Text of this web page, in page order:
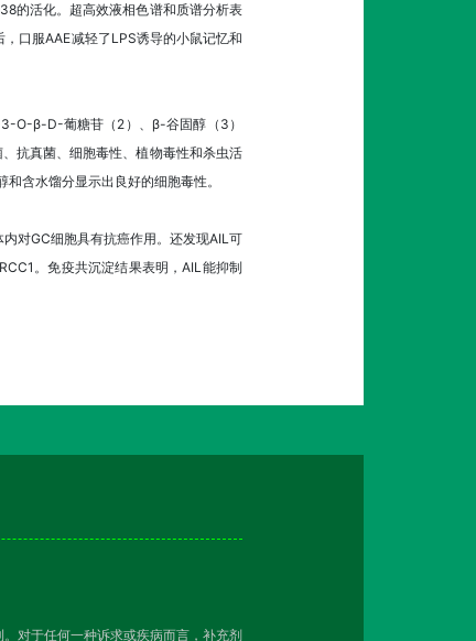
的活化。超高效液相色谱和质谱分析表
口服AAE减轻了LPS诱导的小鼠记忆和
O-β-D-葡糖苷（2）、β-谷固醇（3）
抗真菌、细胞毒性、植物毒性和杀虫活
含水馏分显示出良好的细胞毒性。
对GC细胞具有抗癌作用。还发现AIL可
。免疫共沉淀结果表明，AIL能抑制
对于任何一种诉求或疾病而言，补充剂